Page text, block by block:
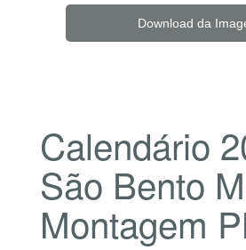
Download da
Calendário
São Bento
Montagem